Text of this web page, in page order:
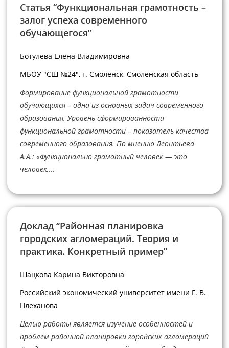
Статья “Функциональная грамотность –
залог успеха современного
обучающегося”
Ботулева Елена Владимировна
МБОУ "СШ №24", г. Смоленск, Смоленская область
Формирование функциональной грамотности
обучающихся – одна из основных задач современного
образования. Уровень сформированности
функциональной грамотности – показатель качества
современного образования. По мнению Леонтьева
А.А.: «Функционально грамотный человек — это
человек,...
Доклад “Районная планировка
городских агломераций. Теория и
практика. Конкретный пример”
Шацкова Карина Викторовна
Российский экономический университет имени Г. В.
Плеханова
Целью работы является изучение особенностей и
проблем районной планировки городских агломераций